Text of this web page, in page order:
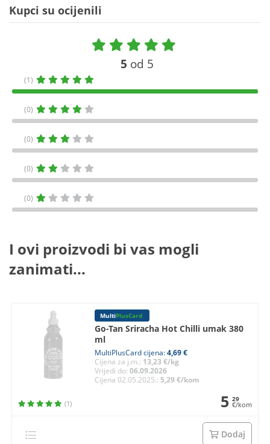
Kupci su ocijenili
5 od 5
(1)
(0)
(0)
(0)
(0)
I ovi proizvodi bi vas mogli
zanimati...
MultiPlusCard
Go-Tan Sriracha Hot Chilli umak 380
ml
MultiPlusCard cijena:4,69 €
Cijena za j.m.: 13,23 €/kg
Vrijedi do: 06.09.2026
Cijena 02.05.2025.: 5,29 €/kom
(1) 5 29
€/kom
Dodaj